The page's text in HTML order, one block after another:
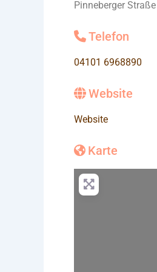
Pinneberger
Telefon
04101 6968890
Website
Website
Karte